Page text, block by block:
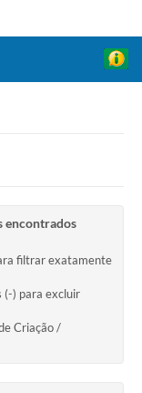
encontrados
filtrar exatamente
(-) para excluir
Criação /